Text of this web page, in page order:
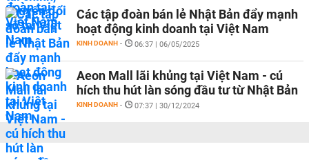
Các tập đoàn bán lẻ Nhật Bản đẩy mạnh
hoạt động kinh doanh tại Việt Nam
KINH DOANH - 06:37 | 06/05/2025
Aeon Mall lãi khủng tại Việt Nam - cú
hích thu hút làn sóng đầu tư từ Nhật Bản
KINH DOANH - 07:37 | 30/12/2024